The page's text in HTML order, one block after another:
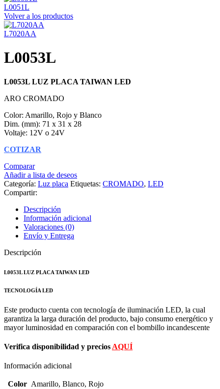
L0051L
Volver a los productos
L7020AA
L0053L
L0053L LUZ PLACA TAIWAN LED
ARO CROMADO
Color: Amarillo, Rojo y Blanco
Dim. (mm): 71 x 31 x 28
Voltaje: 12V o 24V
COTIZAR
Comparar
Añadir a lista de deseos
Categoría: Luz placa Etiquetas: CROMADO, LED
Compartir:
Descripción
Información adicional
Valoraciones (0)
Envío y Entrega
Descripción
L0053L LUZ PLACA TAIWAN LED
TECNOLOGÍA LED
Este producto cuenta con tecnología de iluminación LED, la cual
garantiza la larga duración del producto, bajo consumo energético y
mayor luminosidad en comparación con el bombillo incandescente
Verifica disponibilidad y precios AQUÍ
Información adicional
Color Amarillo, Blanco, Rojo